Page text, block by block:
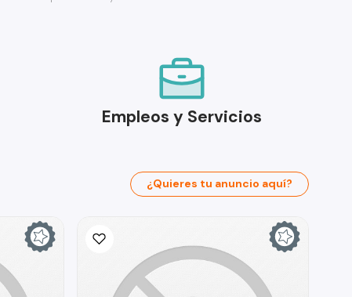
Empleos y Servicios
¿Quieres tu anuncio aquí?